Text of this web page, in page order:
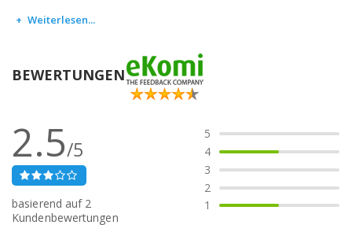
Weiterlesen...
BEWERTUNGEN
2.5/5
basierend auf 2
Kundenbewertungen
5
4
3
2
1